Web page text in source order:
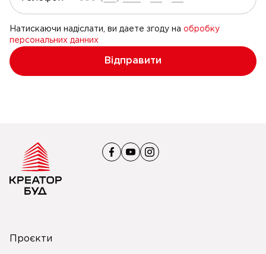
Натискаючи надіслати, ви даете згоду на обробку
персональних данних
Відправити
Проєкти